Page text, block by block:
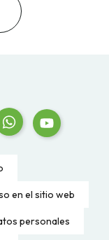
en el sitio web
personales